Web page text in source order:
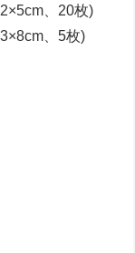
、20枚)
、5枚)